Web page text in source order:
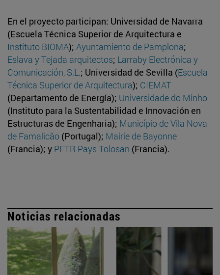
En el proyecto participan: Universidad de Navarra
(Escuela Técnica Superior de Arquitectura e
Instituto BIOMA); Ayuntamiento de Pamplona;
Eslava y Tejada arquitectos; Larraby Electrónica y
Comunicación, S.L.; Universidad de Sevilla (Escuela
Técnica Superior de Arquitectura); CIEMAT
(Departamento de Energía); Universidade do Minho
(Instituto para la Sustentabilidad e Innovación en
Estructuras de Engenharia); Município de Vila Nova
de Famalicão (Portugal); Mairie de Bayonne
(Francia); y PETR Pays Tolosan (Francia).
Noticias relacionadas